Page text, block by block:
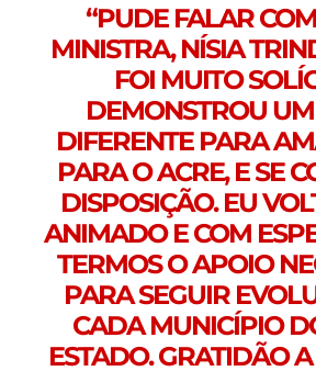
“PUDE FALAR
MINISTRA, NÍSIA
FOI MUITO
DEMONSTROU
DIFERENTE PARA
PARA O ACRE, E SE
DISPOSIÇÃO. EU
ANIMADO E COM
TERMOS O APOIO
PARA SEGUIR
CADA MUNICÍPIO
ESTADO. GRATIDÃO